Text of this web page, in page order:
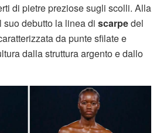
di pietre preziose sugli scolli. Alla
debutto la linea di scarpedel
da punte sfilate e
dalla struttura argento e dallo